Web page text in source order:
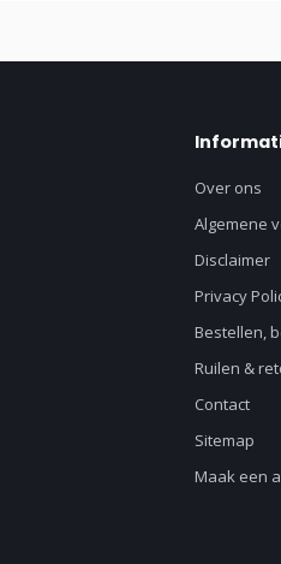
Over ons
Algemene
Disclaimer
Privacy
Bestellen,
Ruilen &
Contact
Sitemap
Maak een